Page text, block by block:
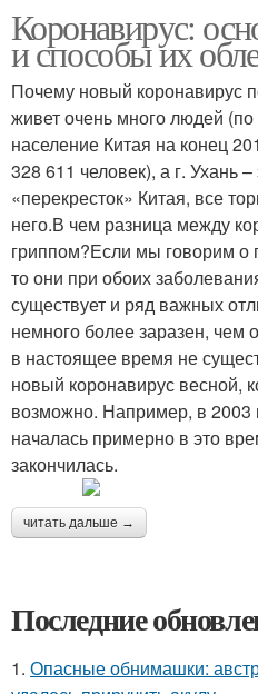
Коронавирус:
и способы их
Почему новый коронавирус
живет очень много людей
население Китая на конец
328 611 человек), а г. Ухань
«перекресток» Китая, все
него.В чем разница между
гриппом?Если мы говорим о
то они при обоих
существует и ряд важных
немного более заразен, чем
в настоящее время не
новый коронавирус весной,
возможно. Например, в 2003
началась примерно в это
закончилась.
читать дальше →
Последние
1. Опасные обнимашки: